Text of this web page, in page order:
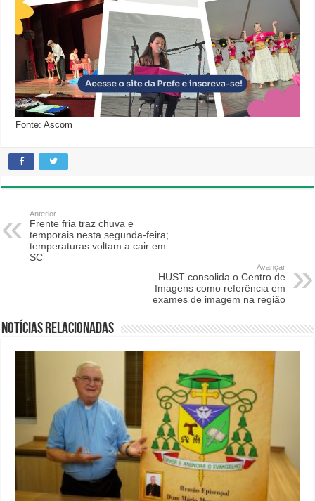
Fonte: Ascom
Anterior
Frente fria traz chuva e
temporais nesta segunda-feira;
temperaturas voltam a cair em
SC
Avançar
HUST consolida o Centro de
Imagens como referência em
exames de imagem na região
Notícias relacionadas